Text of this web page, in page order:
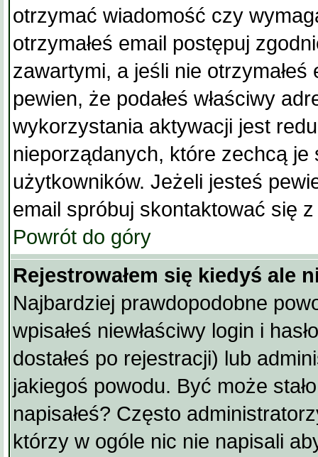
otrzymać wiadomość czy
otrzymałeś email postępuj
zawartymi, a jeśli nie
pewien, że podałeś właściwy
wykorzystania aktywacji jest
nieporządanych, które zechcą
użytkowników. Jeżeli jesteś
email spróbuj skontaktować się
Powrót do góry
Rejestrowałem się kiedyś ale
Najbardziej prawdopodobne
wpisałeś niewłaściwy login i
dostałeś po rejestracji) lub
jakiegoś powodu. Być może
napisałeś? Często
którzy w ogóle nic nie napisali